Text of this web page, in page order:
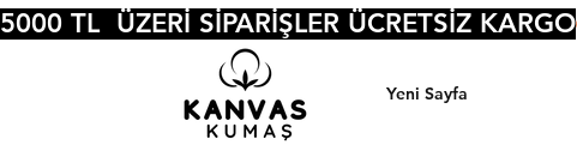
Yeni Sayfa
5000 TL  ÜZERİ SİPARİŞLER ÜCRETSİZ KARGO